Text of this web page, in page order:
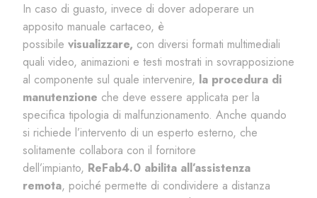
In caso di guasto, invece di dover adoperare un
apposito manuale cartaceo, è
possibile visualizzare, con diversi formati multimediali
quali video, animazioni e testi mostrati in sovrapposizione
al componente sul quale intervenire, la procedura di
manutenzione che deve essere applicata per la
specifica tipologia di malfunzionamento. Anche quando
si richiede l’intervento di un esperto esterno, che
solitamente collabora con il fornitore
dell’impianto, ReFab4.0 abilita all’assistenza
remota, poiché permette di condividere a distanza